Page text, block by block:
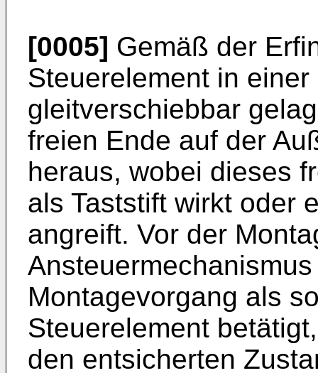
[0005] Gemäß der
Steuerelement in
gleitverschiebbar
freien Ende auf der
heraus, wobei dieses
als Taststift wirkt oder
angreift. Vor der
Montagevorgang als
Steuerelement
den entsicherten